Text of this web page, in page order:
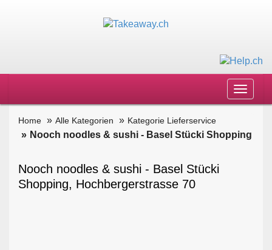
Toggle
Home Alle Kategorien Kategorie Lieferservice
Nooch noodles & sushi - Basel Stücki Shopping
Nooch noodles & sushi - Basel Stücki
Shopping, Hochbergerstrasse 70